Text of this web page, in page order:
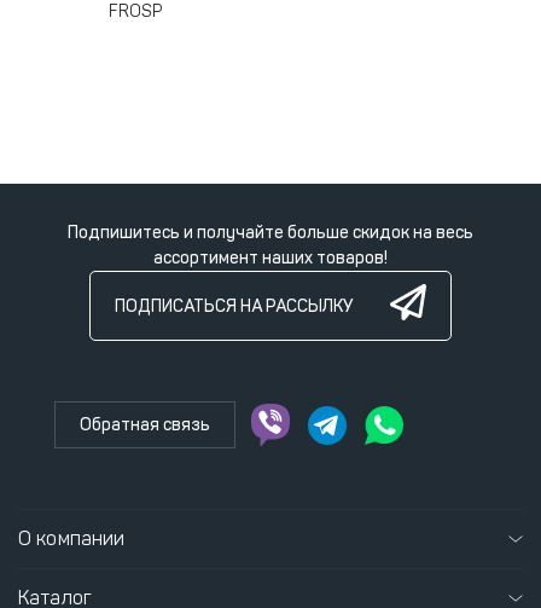
FROSP
Подпишитесь и получайте больше скидок на весь
ассортимент наших товаров!
ПОДПИСАТЬСЯ НА РАССЫЛКУ
Обратная связь
О компании
Каталог